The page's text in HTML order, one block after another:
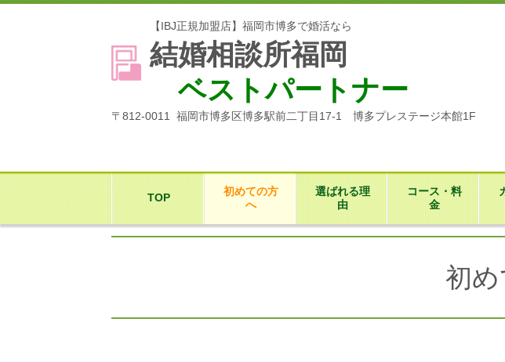
【IBJ正規加盟店】福岡市博多で婚活なら
結婚相談所福岡
ベストパートナー
〒812-0011 福岡市博多区博多駅前二丁目17-1 博多プレステージ本館1F
TOP
初めての方
へ
選ばれる理
由
コース・料
金
初